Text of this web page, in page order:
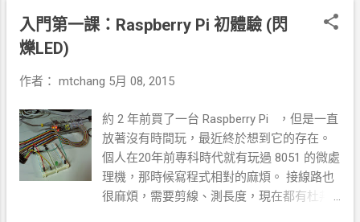
表
文
入門第一課：Raspberry Pi 初體驗 (閃
爍LED)
作者： mtchang 5月 08, 2015
約 2 年前買了一台 Raspberry Pi ，但是一直
放著沒有時間玩，最近終於想到它的存在。
個人在20年前專科時代就有玩過 8051 的微處
理機，那時候寫程式相對的麻煩。 接線路也
很麻煩，需要剪線、測長度，現在都有杜邦